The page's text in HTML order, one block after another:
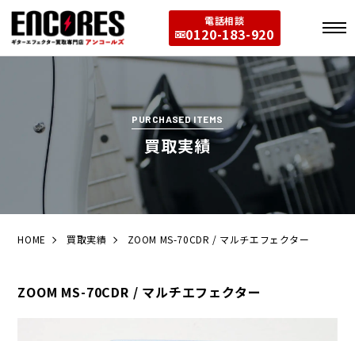
電話相談
0120-183-920
PURCHASED ITEMS
買取実績
HOME 買取実績 ZOOM MS-70CDR / マルチエフェクター
ZOOM MS-70CDR / マルチエフェクター